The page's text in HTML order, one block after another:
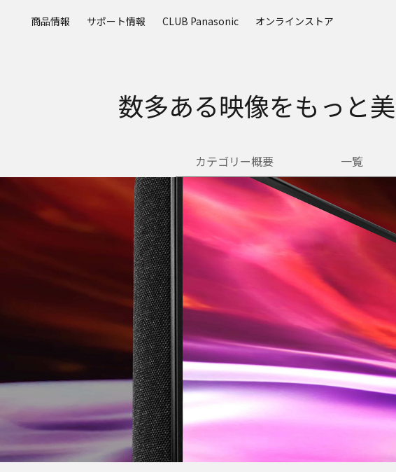
キ
商品情報 サポート情報 CLUB Panasonic オンラインストア
数多ある映像をもっと
カテゴリー概要 一覧